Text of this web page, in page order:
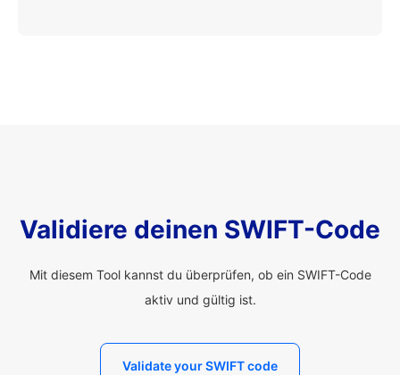
Validiere deinen SWIFT-Code
Mit diesem Tool kannst du überprüfen, ob ein SWIFT-Code
aktiv und gültig ist.
Validate your SWIFT code